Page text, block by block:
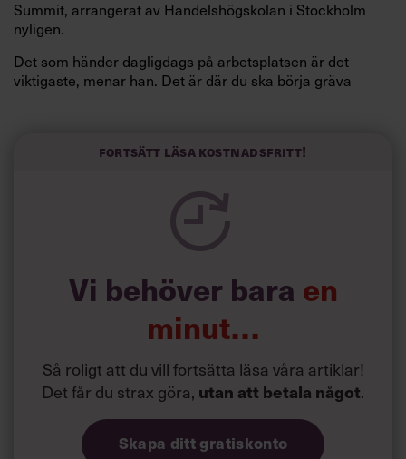
Summit, arrangerat av Handelshögskolan i Stockholm
nyligen.
Det som händer dagligdags på arbetsplatsen är det
viktigaste, menar han. Det är där du ska börja gräva
och höjt arbetsglädjen på Google:
Fortsätt läsa kostnadsfritt!
Vi behöver bara en
minut…
Så roligt att du vill fortsätta läsa våra artiklar!
Det får du strax göra, utan att betala något.
Skapa ditt gratiskonto